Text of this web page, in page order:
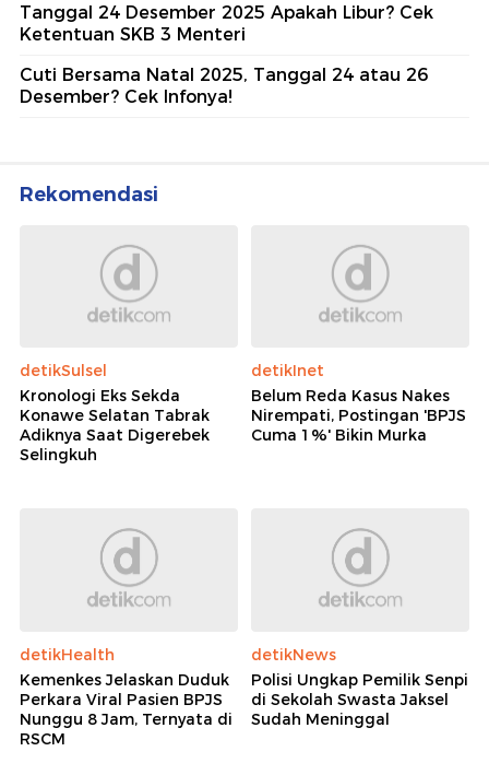
Tanggal 24 Desember 2025 Apakah Libur? Cek
Ketentuan SKB 3 Menteri
Cuti Bersama Natal 2025, Tanggal 24 atau 26
Desember? Cek Infonya!
Rekomendasi
detikSulsel
Kronologi Eks Sekda
Konawe Selatan Tabrak
Adiknya Saat Digerebek
Selingkuh
detikInet
Belum Reda Kasus Nakes
Nirempati, Postingan 'BPJS
Cuma 1%' Bikin Murka
detikHealth
Kemenkes Jelaskan Duduk
Perkara Viral Pasien BPJS
Nunggu 8 Jam, Ternyata di
RSCM
detikNews
Polisi Ungkap Pemilik Senpi
di Sekolah Swasta Jaksel
Sudah Meninggal